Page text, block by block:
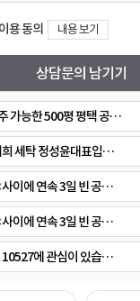
용 동의 내용 보기
상담문의 남기기
대표님 저희 세탁 정성윤대표입니다 이매물 검토해주세요
8월말 입주 가능한 500평 평택 공장 추천 부탁 드립니다.
대표님 저희 세탁 정성윤대표입니다 이매물 검토해주세요
8/27-9/8 사이에 연속 3일 빈 공장/창고 렌트 문의 - 안성시 - 200~300평 정도 빈 창고 또는 공장 - 에어컨 가능한 곳 - 바로 사용할 수 있을 정도로 어느정도 깨끗한 곳 - 화장실 있는 곳 - 주차 4-5대 정도 가능한 곳 - 기본 조명 있는 곳 트럭 5대 정도 실내에 전시해두고, 소비자분들 방문해서 차량에 대한 의견을 듣는 좌담회를 하려고합니다. 위 조건으로 사용 가능한 빈 창고나 공장이 있을까요? 있다면 임대 가격이 얼마정도 하는지 문의드립니다.
8/27-9/8 사이에 연속 3일 빈 공장/창고 렌트 문의 - 안성시 - 에어컨 가능한 곳 - 바로 사용할 수 있을 정도로 어느정도 깨끗한 곳 - 화장실 있는 곳 - 주차 4-5대 정도 가능한 곳 - 기본 조명 있는 곳 컨슈머인사이트입니다. 창고/공장 내부에 트럭 5대 정도 전시해두고, 소비자분들 방문해서 차량에 대한 의견을 듣는 좌담회를 하려고합니다. 위 조건으로 사용 가능한 빈 창고나 공장이 있을까요? 있다면 임대 가격이 얼마정도 하는지 문의드립니다.
매물번호 10527에 관심이 있습니다.
는걸까요?